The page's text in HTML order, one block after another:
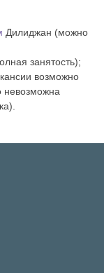
Дилиджан (можно
занятость);
возможно